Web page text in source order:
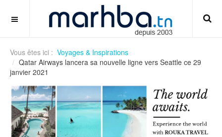
panduan-keamanan-akun-game-dan-2fa
OFF CANVAS
Vous êtes ici : Voyages & Inspirations
Qatar Airways lancera sa nouvelle ligne vers Seattle ce 29
janvier 2021